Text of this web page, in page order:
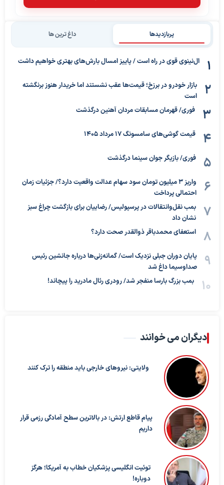
پربازدیدها داغ ترین ها
ال‌نینوی قوی در راه است / پاییز امسال بارش‌های بهتری خواهیم داشت
بازار خودرو در برزخ؛ قیمت‌ها عقب نشستند اما خریدار هنوز برنگشته
است
فوری/ قهرمان مسابقات مردان آهنین درگذشت
قیمت گوشی‌های سامسونگ 17 مرداد 1405
فوری/ بازیگر جوان سینما درگذشت
واریز ۳ میلیون تومان سود سهام عدالت واقعیت دارد؟/ جزئیات زمان
احتمالی پرداخت
بمب نقل‌وانتقالات در پرسپولیس/ رضاییان برای بازگشت چراغ سبز
نشان داد
استعفای محمدباقر ذوالقدر صحت دارد؟
پایان دوران جبلی نزدیک است/ گمانه‌زنی‌ها درباره جانشین رئیس
صداوسیما داغ شد
بمب بزرگ بارسا منفجر شد/ رودری رئال مادرید را پیچاند!
دیگران می خوانند
ولایتی: نیروهای خارجی باید منطقه را ترک کنند
پیام قاطع ارتش: در بالاترین سطح آمادگی رزمی قرار
داریم
توئیت انگلیسی پزشکیان خطاب به آمریکا؛ هرگز
دوباره!